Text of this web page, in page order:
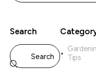
Search
Tips